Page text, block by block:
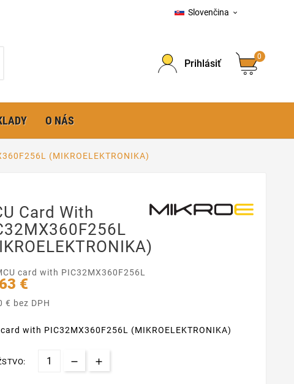
Slovenčina 
Prihlásiť
0
O NÁS
(MIKROELEKTRONIKA)
Card With
card with PIC32MX360F256L
€
€ bez DPH
card with PIC32MX360F256L (MIKROELEKTRONIKA)